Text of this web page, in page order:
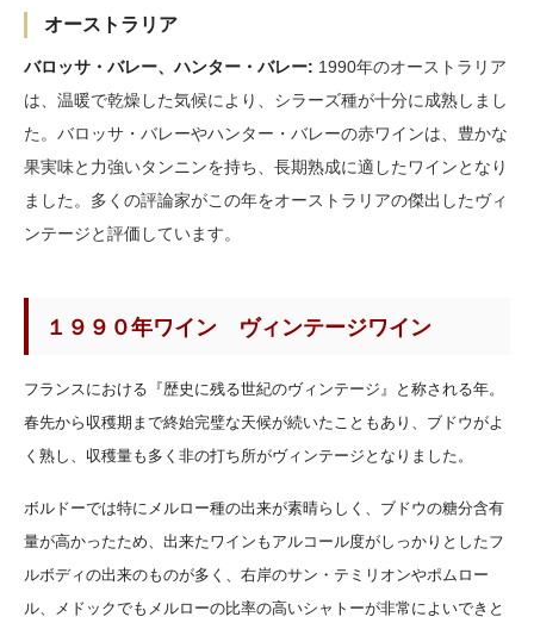
オーストラリア
バロッサ・バレー、ハンター・バレー: 1990年のオーストラリア
は、温暖で乾燥した気候により、シラーズ種が十分に成熟しまし
た。バロッサ・バレーやハンター・バレーの赤ワインは、豊かな
果実味と力強いタンニンを持ち、長期熟成に適したワインとなり
ました。多くの評論家がこの年をオーストラリアの傑出したヴィ
ンテージと評価しています。
１９９０年ワイン ヴィンテージワイン
フランスにおける『歴史に残る世紀のヴィンテージ』と称される年。
春先から収穫期まで終始完璧な天候が続いたこともあり、ブドウがよ
く熟し、収穫量も多く非の打ち所がヴィンテージとなりました。
ボルドーでは特にメルロー種の出来が素晴らしく、ブドウの糖分含有
量が高かったため、出来たワインもアルコール度がしっかりとしたフ
ルボディの出来のものが多く、右岸のサン・テミリオンやポムロー
ル、メドックでもメルローの比率の高いシャトーが非常によいできと